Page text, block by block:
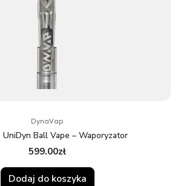
DynaVap
UniDyn Ball Vape – Waporyzator
599.00zł
Dodaj do koszyka